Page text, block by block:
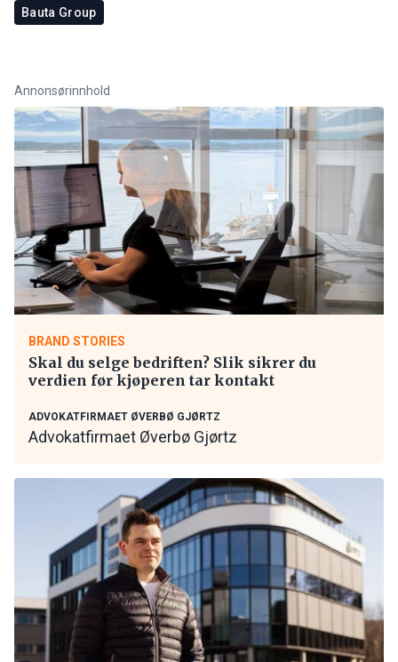
Bauta Group
Annonsørinnhold
BRAND STORIES
Skal du selge bedriften? Slik sikrer du
verdien før kjøperen tar kontakt
ADVOKATFIRMAET ØVERBØ GJØRTZ
Advokatfirmaet Øverbø Gjørtz